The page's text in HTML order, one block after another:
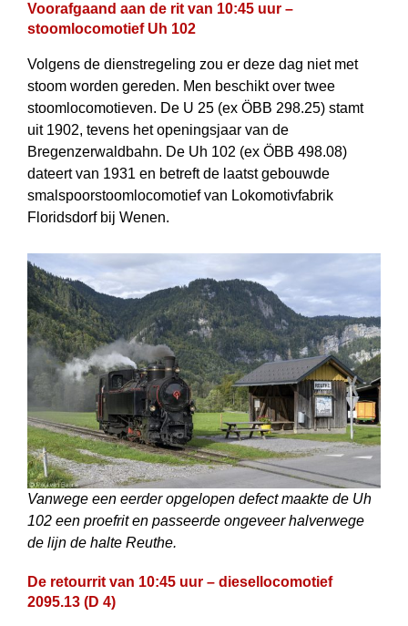
Voorafgaand aan de rit van 10:45 uur –
stoomlocomotief Uh 102
Volgens de dienstregeling zou er deze dag niet met
stoom worden gereden. Men beschikt over twee
stoomlocomotieven. De U 25 (ex ÖBB 298.25) stamt
uit 1902, tevens het openingsjaar van de
Bregenzerwaldbahn. De Uh 102 (ex ÖBB 498.08)
dateert van 1931 en betreft de laatst gebouwde
smalspoorstoomlocomotief van Lokomotivfabrik
Floridsdorf bij Wenen.
Vanwege een eerder opgelopen defect maakte de Uh
102 een proefrit en passeerde ongeveer halverwege
de lijn de halte Reuthe.
De retourrit van 10:45 uur – diesellocomotief
2095.13 (D 4)